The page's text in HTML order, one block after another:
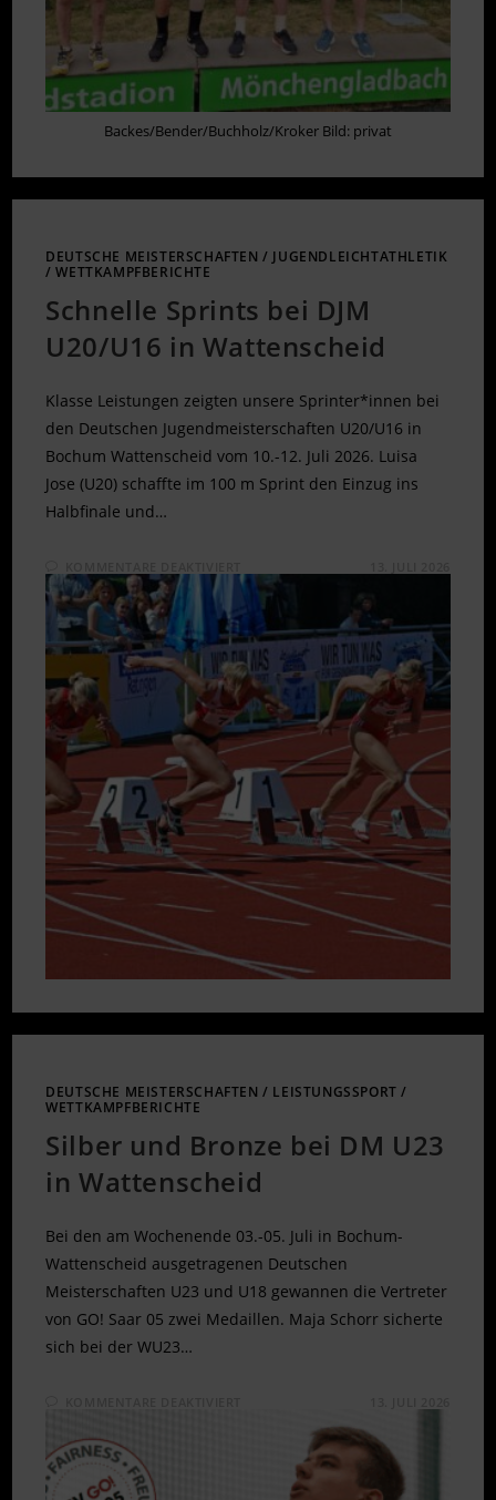
Backes/Bender/Buchholz/Kroker Bild: privat
DEUTSCHE MEISTERSCHAFTEN / JUGENDLEICHTATHLETIK
/WETTKAMPFBERICHTE
Schnelle Sprints bei DJM
U20/U16 in Wattenscheid
Klasse Leistungen zeigten unsere Sprinter*innen bei
den Deutschen Jugendmeisterschaften U20/U16 in
Bochum Wattenscheid vom 10.-12. Juli 2026. Luisa
Jose (U20) schaffte im 100 m Sprint den Einzug ins
Halbfinale und…
SCHNELLE
SPRINTS
BEI
DJM
U20/U16
IN
WATTENSCHEID
DEUTSCHE MEISTERSCHAFTEN / LEISTUNGSSPORT /
WETTKAMPFBERICHTE
Silber und Bronze bei DM U23
in Wattenscheid
Bei den am Wochenende 03.-05. Juli in Bochum-
Wattenscheid ausgetragenen Deutschen
Meisterschaften U23 und U18 gewannen die Vertreter
von GO! Saar 05 zwei Medaillen. Maja Schorr sicherte
sich bei der WU23…